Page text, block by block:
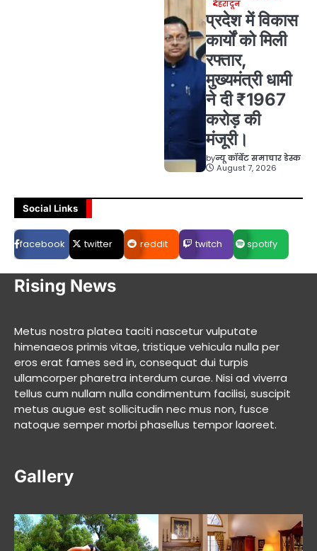
देहरादून
प्रदेश में विकास
कार्यों को मिली
रफ्तार,
मुख्यमंत्री धामी
ने दी ₹1967
करोड़ की
मंजूरी।
byन्यू कॉर्बेट समाचार डेस्क
August 7, 2026
Social Links
facebook twitter reddit twitch spotify
Rising News
Metus nostra platea taciti nascetur vulputate
himenaeos primis vitae, tristique vehicula nulla per
eros erat fames sed in, consequat dui turpis
ullamcorper pharetra interdum curae. Nisi ad viverra
tellus cum nullam nulla condimentum facilisi, suscipit
metus augue est sollicitudin nec mus non, fusce
natoque semper morbi phasellus tempor laoreet.
Gallery